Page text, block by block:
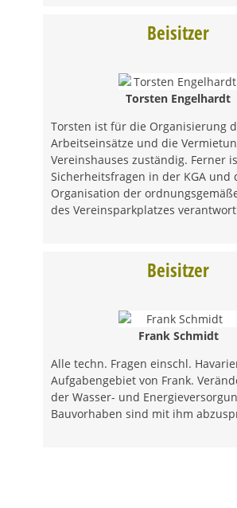
Beisitzer
Torsten Engelhardt
Torsten ist für die Organisierung
Arbeitseinsätze und die
Vereinshauses zuständig. Ferner
Sicherheitsfragen in der KGA und
Organisation der
des Vereinsparkplatzes
Beisitzer
Frank Schmidt
Alle techn. Fragen einschl.
Aufgabengebiet von Frank.
der Wasser- und
Bauvorhaben sind mit ihm